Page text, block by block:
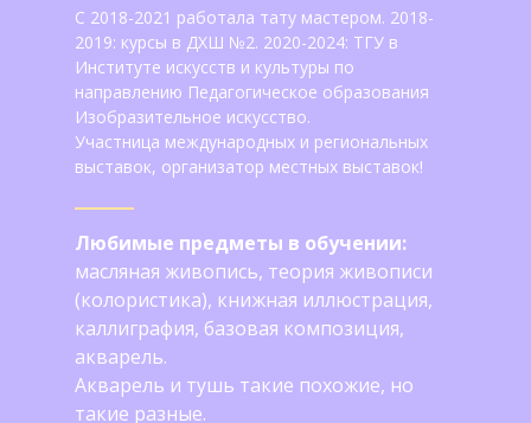
С 2018-2021 работала тату мастером. 2018-
2019: курсы в ДХШ №2. 2020-2024: ТГУ в
Институте искусств и культуры по
направлению Педагогическое образования
Изобразительное искусство.
Участница международных и региональных
выставок, организатор местных выставок!
Любимые предметы в обучении:
масляная живопись, теория живописи
(колористика), книжная иллюстрация,
каллиграфия, базовая композиция,
акварель.
Акварель и тушь такие похожие, но
такие разные.